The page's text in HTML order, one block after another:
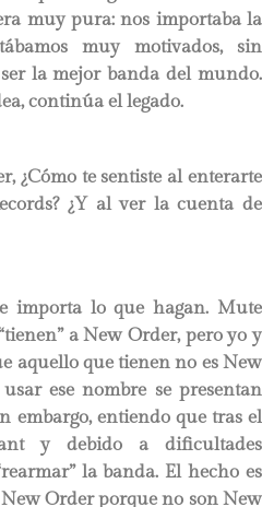
muy pura: nos importaba la
muy motivados, sin
la mejor banda del mundo.
continúa el legado.
¿Cómo te sentiste al enterarte
¿Y al ver la cuenta de
importa lo que hagan. Mute
a New Order, pero yo y
aquello que tienen no es New
ese nombre se presentan
embargo, entiendo que tras el
y debido a dificultades
la banda. El hecho es
Order porque no son New